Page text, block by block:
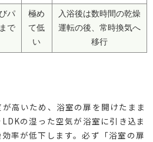
パ
で
極め
て低
い
入浴後は数時間の乾燥
運転の後、常時換気へ
移行
高いため、浴室の扉を開けたまま
の湿った空気が浴室に引き込ま
率が低下します。必ず「浴室の扉